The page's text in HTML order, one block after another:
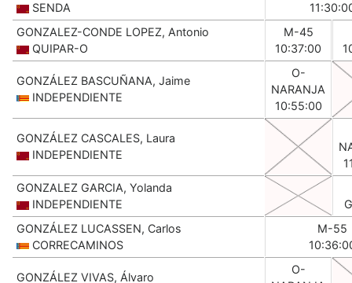
SENDA
GONZALEZ-CONDE LOPEZ, Antonio
QUIPAR-O
M-45
10:37:00
GONZÁLEZ BASCUÑANA, Jaime
INDEPENDIENTE
O-
NARANJA
10:55:00
GONZÁLEZ CASCALES, Laura
INDEPENDIENTE
GONZALEZ GARCIA, Yolanda
INDEPENDIENTE
GONZÁLEZ LUCASSEN, Carlos
CORRECAMINOS
M-55
GONZÁLEZ VIVAS, Álvaro
O-